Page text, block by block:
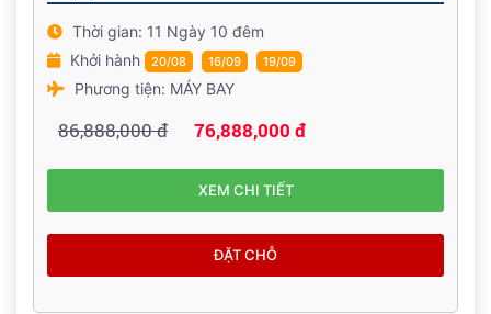
Thời gian: 11 Ngày 10 đêm
Khởi hành
20/08 16/09 19/09
Phương tiện: MÁY BAY
86,888,000 đ 76,888,000 đ
XEM CHI TIẾT
ĐẶT CHỖ